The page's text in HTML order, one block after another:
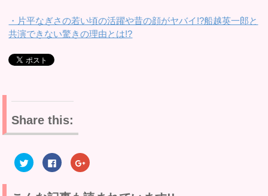
・片平なぎさの若い頃の活躍や昔の顔がヤバイ!?船越英一郎と
共演できない驚きの理由とは!?
Share this:
ク
リ
F
a
ク
リ
し